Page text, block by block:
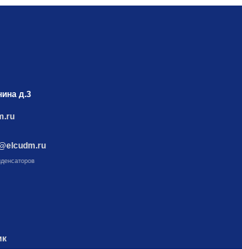
д.3